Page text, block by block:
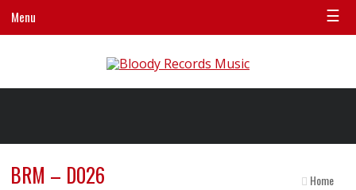
Menu ☰
BRM – D026 Home